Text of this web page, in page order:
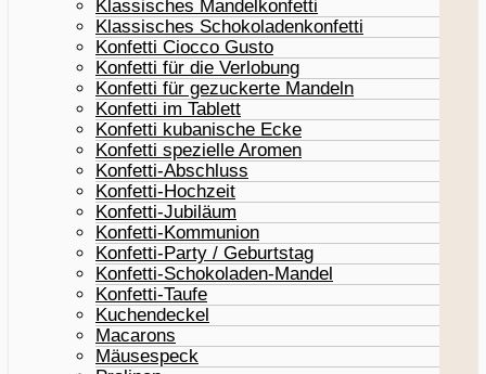
Klassisches Mandelkonfetti
Klassisches Schokoladenkonfetti
Konfetti Ciocco Gusto
Konfetti für die Verlobung
Konfetti für gezuckerte Mandeln
Konfetti im Tablett
Konfetti kubanische Ecke
Konfetti spezielle Aromen
Konfetti-Abschluss
Konfetti-Hochzeit
Konfetti-Jubiläum
Konfetti-Kommunion
Konfetti-Party / Geburtstag
Konfetti-Schokoladen-Mandel
Konfetti-Taufe
Kuchendeckel
Macarons
Mäusespeck